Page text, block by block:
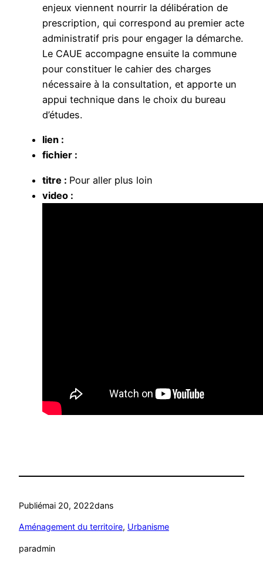
enjeux viennent nourrir la délibération de
prescription, qui correspond au premier acte
administratif pris pour engager la démarche.
Le CAUE accompagne ensuite la commune
pour constituer le cahier des charges
nécessaire à la consultation, et apporte un
appui technique dans le choix du bureau
d’études.
lien :
fichier :
titre : Pour aller plus loin
video :
Publiémai 20, 2022dans
Aménagement du territoire, Urbanisme
paradmin